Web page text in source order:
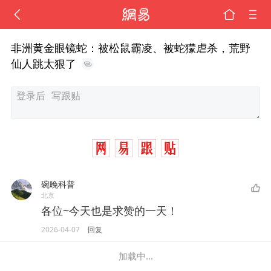
非洲黄金眼镜蛇：被松鼠霸凌、被蛇獴虐杀，荒野
仙人跳太狠了
碗晚科普
北京
各位~今天也是求赞的一天！
2026-04-07 回复
加载中...